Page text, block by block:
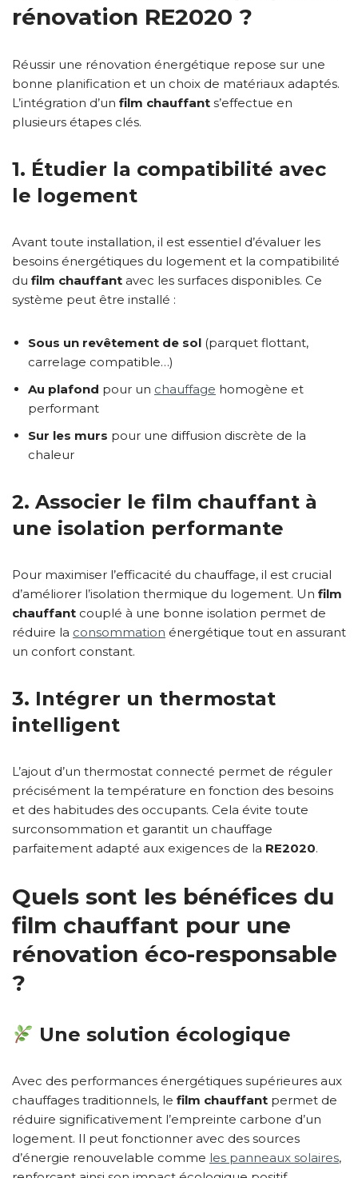
rénovation RE2020 ?
Réussir une rénovation énergétique repose sur une
bonne planification et un choix de matériaux adaptés.
L’intégration d’un film chauffant s’effectue en
plusieurs étapes clés.
1. Étudier la compatibilité avec
le logement
Avant toute installation, il est essentiel d’évaluer les
besoins énergétiques du logement et la compatibilité
du film chauffant avec les surfaces disponibles. Ce
système peut être installé :
Sous un revêtement de sol (parquet flottant,
carrelage compatible…)
Au plafond pour un chauffage homogène et
performant
Sur les murs pour une diffusion discrète de la
chaleur
2. Associer le film chauffant à
une isolation performante
Pour maximiser l’efficacité du chauffage, il est crucial
d’améliorer l’isolation thermique du logement. Un film
chauffant couplé à une bonne isolation permet de
réduire la consommation énergétique tout en assurant
un confort constant.
3. Intégrer un thermostat
intelligent
L’ajout d’un thermostat connecté permet de réguler
précisément la température en fonction des besoins
et des habitudes des occupants. Cela évite toute
surconsommation et garantit un chauffage
parfaitement adapté aux exigences de la RE2020.
Quels sont les bénéfices du
film chauffant pour une
rénovation éco-responsable
?
Une solution écologique
Avec des performances énergétiques supérieures aux
chauffages traditionnels, le film chauffant permet de
réduire significativement l’empreinte carbone d’un
logement. Il peut fonctionner avec des sources
d’énergie renouvelable comme les panneaux solaires,